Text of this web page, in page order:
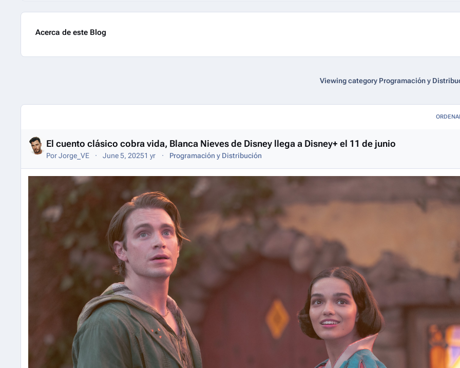
Acerca de este Blog
Viewing category Programación y
Entries in this blog
El cuento clásico cobra vida, Blanca Nieves de Disney llega a Disney+ el 11 de junio
PorJorge_VE June 5, 20251 yr Programación y Distribución